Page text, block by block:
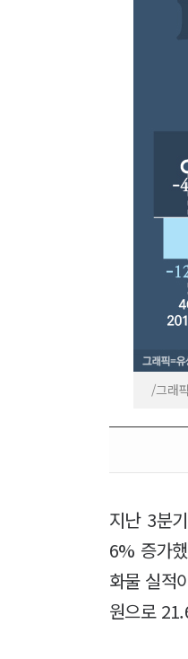
/그래
지난 3분
6% 증가
화물 실적
원으로